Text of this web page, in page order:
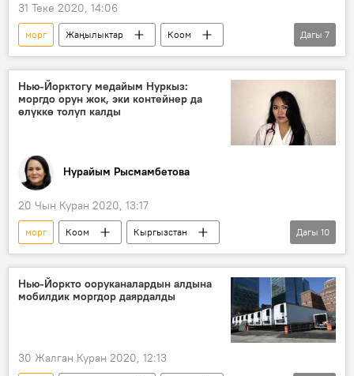
31 Теке 2020, 14:06
морг Жаңылыктар
Коом
Кыргызстан
сөөк
акча
өлүм
кызматкер
айлык-акы
Дагы 7
Нью-Йорктогу медайым Нуркыз:
моргдо орун жок, эки контейнер да
өлүккө толуп калды
Нурайым Рысмамбетова
20 Чын Куран 2020, 13:17
морг Коом
Кыргызстан
Дүйнөдө
АКШ
коронавирус
Нью-Йорк
оорукана
медицина
бейтап
Коронавируска байланыштуу Кыргызстандагы кырдаал
Дагы 10
Нью-Йоркто ооруканалардын алдына
мобилдик моргдор даярдалды
30 Жалган Куран 2020, 12:13